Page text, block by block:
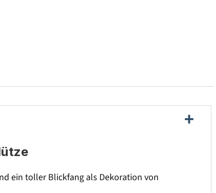
ein toller Blickfang als Dekoration von